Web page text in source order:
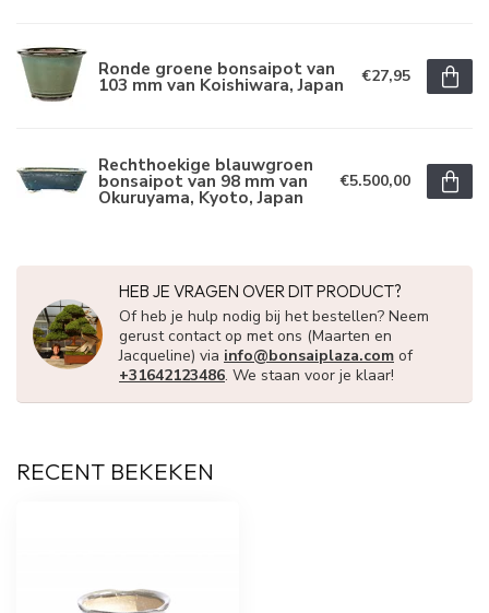
Ronde groene bonsaipot van
103 mm van Koishiwara, Japan €27,95
Rechthoekige blauwgroen
bonsaipot van 98 mm van
Okuruyama, Kyoto, Japan
€5.500,00
HEB JE VRAGEN OVER DIT PRODUCT?
Of heb je hulp nodig bij het bestellen? Neem
gerust contact op met ons (Maarten en
Jacqueline) via info@bonsaiplaza.com of
+31642123486. We staan voor je klaar!
RECENT BEKEKEN